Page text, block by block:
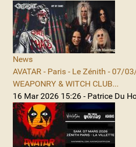
News
AVATAR - Paris - Le Zénith - 07/
WEAPONRY & WITCH CLUB...
16 Mar 2026 15:26 - Patrice Du